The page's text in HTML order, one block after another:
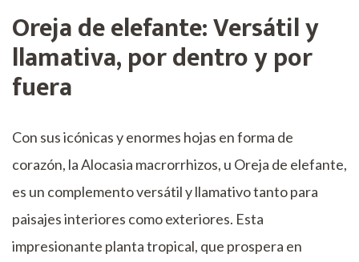
Oreja de elefante: Versátil y
llamativa, por dentro y por
fuera
Con sus icónicas y enormes hojas en forma de
corazón, la Alocasia macrorrhizos, u Oreja de elefante,
es un complemento versátil y llamativo tanto para
paisajes interiores como exteriores. Esta
impresionante planta tropical, que prospera en